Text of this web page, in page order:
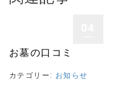
お墓の口コミ
カテゴリー: お知らせ